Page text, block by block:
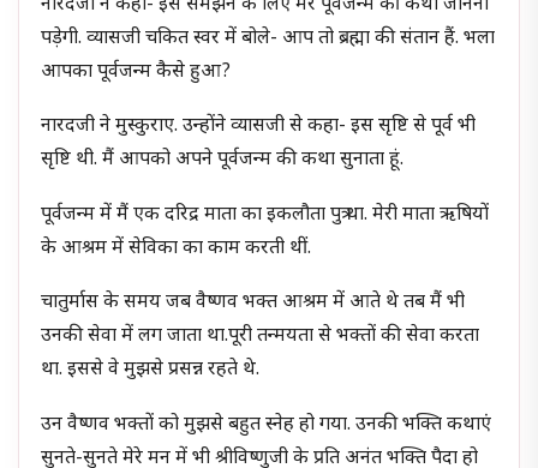
पड़ेगी. व्यासजी चकित स्वर में बोले- आप तो ब्रह्मा की संतान हैं. भला
आपका पूर्वजन्म कैसे हुआ?
नारदजी ने मुस्कुराए. उन्होंने व्यासजी से कहा- इस सृष्टि से पूर्व भी
सृष्टि थी. मैं आपको अपने पूर्वजन्म की कथा सुनाता हूं.
पूर्वजन्म में मैं एक दरिद्र माता का इकलौता पुत्र था. मेरी माता ऋषियों
के आश्रम में सेविका का काम करती थीं.
चातुर्मास के समय जब वैष्णव भक्त आश्रम में आते थे तब मैं भी
उनकी सेवा में लग जाता था.पूरी तन्मयता से भक्तों की सेवा करता
था. इससे वे मुझसे प्रसन्न रहते थे.
उन वैष्णव भक्तों को मुझसे बहुत स्नेह हो गया. उनकी भक्ति कथाएं
सुनते-सुनते मेरे मन में भी श्रीविष्णुजी के प्रति अनंत भक्ति पैदा हो